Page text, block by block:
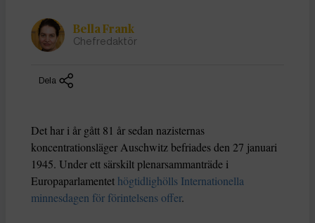
Bella Frank
Chefredaktör
Dela
Det har i år gått 81 år sedan nazisternas
koncentrationsläger Auschwitz befriades den 27 januari
1945. Under ett särskilt plenarsammanträde i
Europaparlamentet högtidlighölls Internationella
minnesdagen för förintelsens offer.